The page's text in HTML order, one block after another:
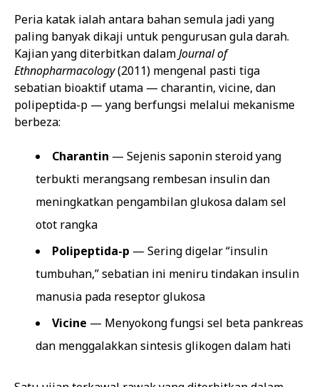
Peria katak ialah antara bahan semula jadi yang
paling banyak dikaji untuk pengurusan gula darah.
Kajian yang diterbitkan dalamJournal of
Ethnopharmacology(2011) mengenal pasti tiga
sebatian bioaktif utama — charantin, vicine, dan
polipeptida-p — yang berfungsi melalui mekanisme
berbeza:
Charantin — Sejenis saponin steroid yang
terbukti merangsang rembesan insulin dan
meningkatkan pengambilan glukosa dalam sel
otot rangka
Polipeptida-p — Sering digelar “insulin
tumbuhan,” sebatian ini meniru tindakan insulin
manusia pada reseptor glukosa
Vicine — Menyokong fungsi sel beta pankreas
dan menggalakkan sintesis glikogen dalam hati